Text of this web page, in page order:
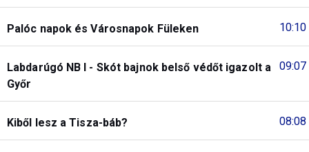
10:10
Palóc napok és Városnapok Füleken
09:07
Labdarúgó NB I - Skót bajnok belső védőt igazolt a
Győr
08:08
Kiből lesz a Tisza-báb?